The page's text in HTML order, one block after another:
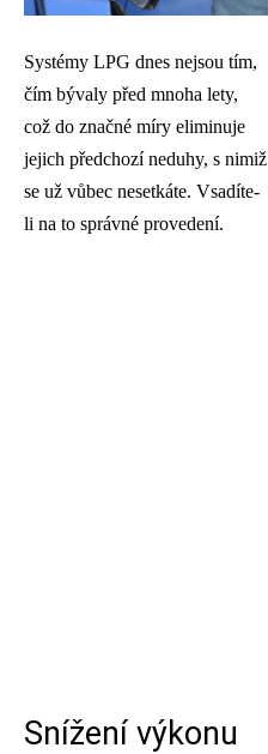
Systémy LPG dnes nejsou tím,
čím bývaly před mnoha lety,
což do značné míry eliminuje
jejich předchozí neduhy, s nimiž
se už vůbec nesetkáte. Vsadíte-
li na to správné provedení.
Snížení výkonu